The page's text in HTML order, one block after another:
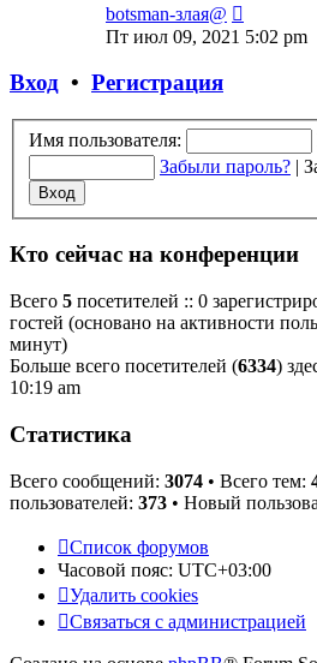
botsman-злая@
к
Пт июл 09, 2021 5:02 pm
Вход • Регистрация
Имя пользователя:
Забыли пароль? |
Кто сейчас на конференции
Всего 5 посетителей :: 0
гостей (основано на активности
минут)
Больше всего посетителей (6334)
10:19 am
Статистика
Всего сообщений: 3074 • Всего тем:
пользователей: 373 • Новый
Список форумов
Часовой пояс: UTC+03:00
Удалить cookies
Связаться с администрацией